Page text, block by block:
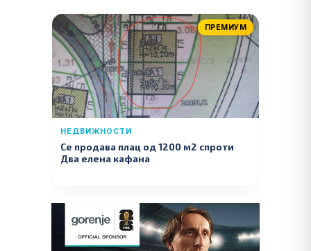
ПРЕМИУМ
НЕДВИЖНОСТИ
Се продава плац од 1200 м2 спроти
Два елена кафана